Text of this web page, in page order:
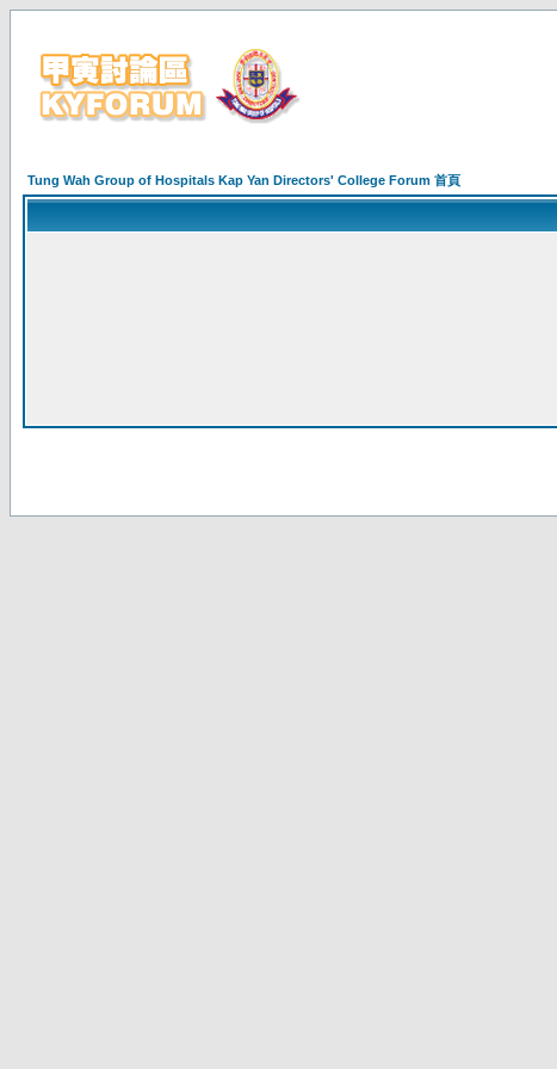
Tung Wah Group of Hospitals Kap Yan Directors' College Forum 首頁